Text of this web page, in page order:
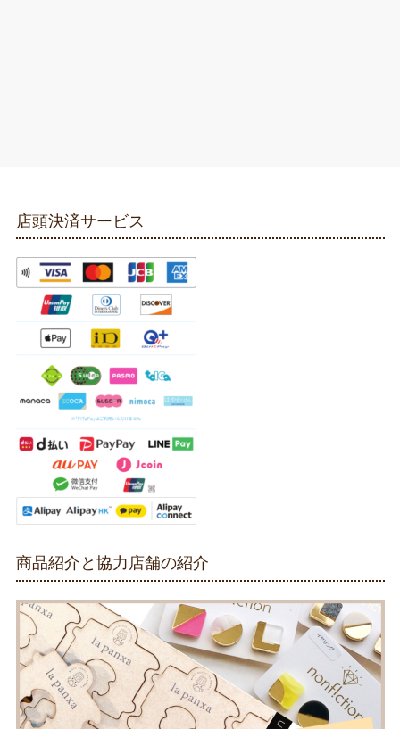
店頭決済サービス
商品紹介と協力店舗の紹介